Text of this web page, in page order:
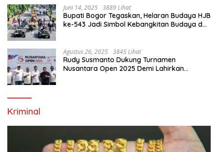
Juni 14, 2025 3889 Lihat
Bupati Bogor Tegaskan, Helaran Budaya HJB
ke-543 Jadi Simbol Kebangkitan Budaya dan
Agustus 26, 2025 3845 Lihat
Rudy Susmanto Dukung Turnamen
Nusantara Open 2025 Demi Lahirkan
Kriminal